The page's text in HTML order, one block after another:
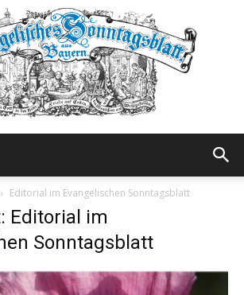
Sonntagsblatt
Editorial im Evangelischen Sonntagsblatt
Editorial im
Sonntagsblatt